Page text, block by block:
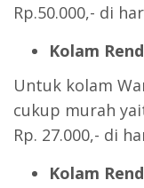
Rp.50.000,- di
Kolam
Untuk kolam
cukup murah
Rp. 27.000,- di
Kolam